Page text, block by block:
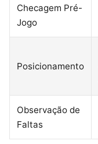
Checagem Pré-
Jogo
Posicionamento
Observação de
Faltas